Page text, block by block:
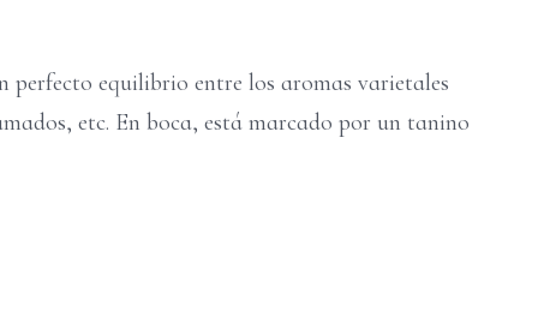
equilibrio entre los aromas varietales
etc. En boca, está marcado por un tanino